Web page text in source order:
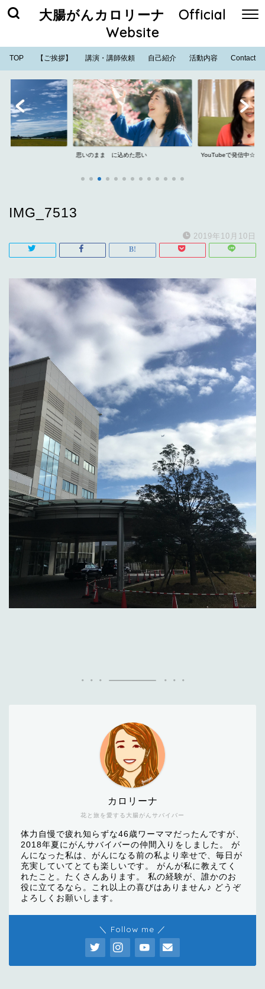
大腸がんカロリーナ Official
Website
TOP 【ご挨拶】 講演・講師依頼 自己紹介 活動内容 Contact
思いのまま に込めた思い YouTubeで発信中☆
IMG_7513
2019年10月10日
花と旅を愛する大腸がんサバイバー
カロリーナ
体力自慢で疲れ知らずな46歳ワーママだったんですが、
2018年夏にがんサバイバーの仲間入りをしました。 が
んになった私は、がんになる前の私より幸せで、毎日が
充実していてとても楽しいです。 がんが私に教えてく
れたこと。たくさんあります。 私の経験が、誰かのお
役に立てるなら。これ以上の喜びはありません♪ どうぞ
よろしくお願いします。
＼ Follow me ／